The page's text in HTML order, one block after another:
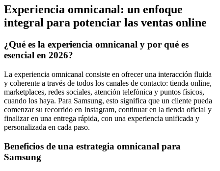
Experiencia omnicanal: un enfoque
integral para potenciar las ventas online
¿Qué es la experiencia omnicanal y por qué es
esencial en 2026?
La experiencia omnicanal consiste en ofrecer una interacción fluida
y coherente a través de todos los canales de contacto: tienda online,
marketplaces, redes sociales, atención telefónica y puntos físicos,
cuando los haya. Para Samsung, esto significa que un cliente pueda
comenzar su recorrido en Instagram, continuar en la tienda oficial y
finalizar en una entrega rápida, con una experiencia unificada y
personalizada en cada paso.
Beneficios de una estrategia omnicanal para
Samsung